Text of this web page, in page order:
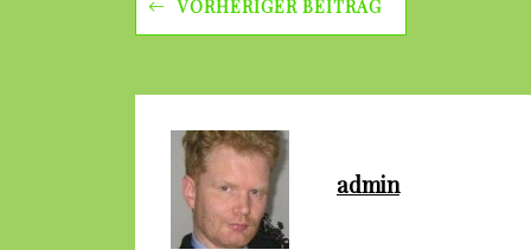
VORHERIGER BEITRAG
admin